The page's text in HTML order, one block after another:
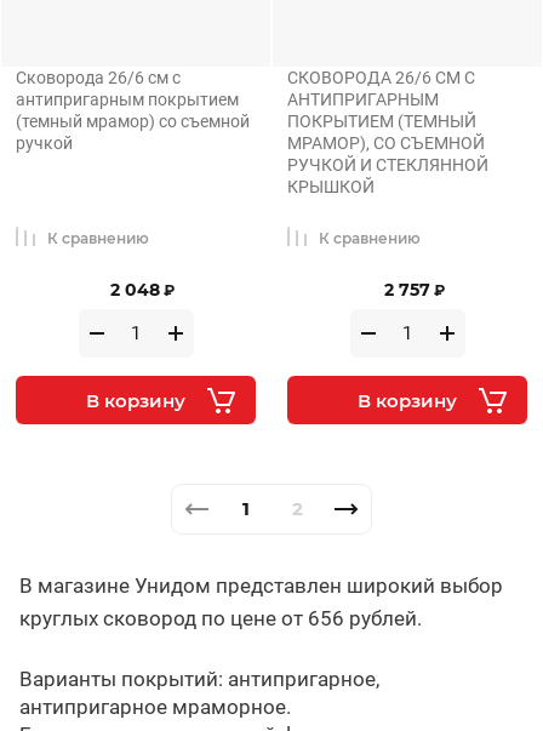
Сковорода 26/6 см с
антипригарным покрытием
(темный мрамор) со съемной
ручкой
2 048 ₽
К сравнению
В корзину
СКОВОРОДА 26/6 СМ С
АНТИПРИГАРНЫМ
ПОКРЫТИЕМ (ТЕМНЫЙ
МРАМОР), СО СЪЕМНОЙ
РУЧКОЙ И СТЕКЛЯННОЙ
КРЫШКОЙ
2 757 ₽
К сравнению
В корзину
1 2
В магазине Унидом представлен широкий выбор
круглых сковород по цене от 656 рублей.
Варианты покрытий: антипригарное,
антипригарное мраморное.